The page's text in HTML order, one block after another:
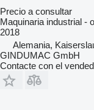
Precio a consultar
Maquinaria industrial -
2018
Alemania,
GINDUMAC GmbH
Contacte con el